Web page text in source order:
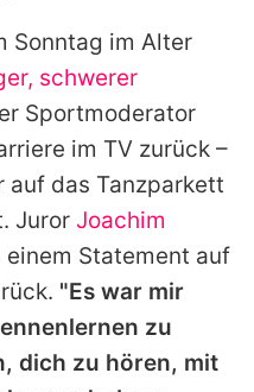
Promiflash
Richtlinien
Sonntag im Alter
schwerer
Sportmoderator
im TV zurück –
auf das Tanzparkett
Juror Joachim
einem Statement auf
"Es war mir
zu
dich zu hören, mit